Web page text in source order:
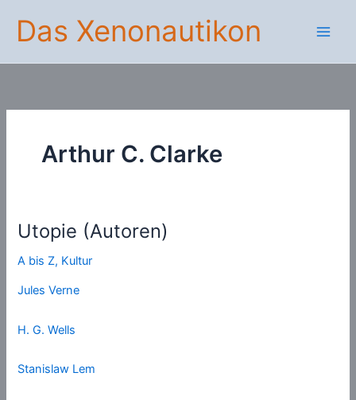
Inhalt
springen
Das Xenonautikon
Arthur C. Clarke
Utopie (Autoren)
A bis Z, Kultur
Jules Verne
H. G. Wells
Stanislaw Lem